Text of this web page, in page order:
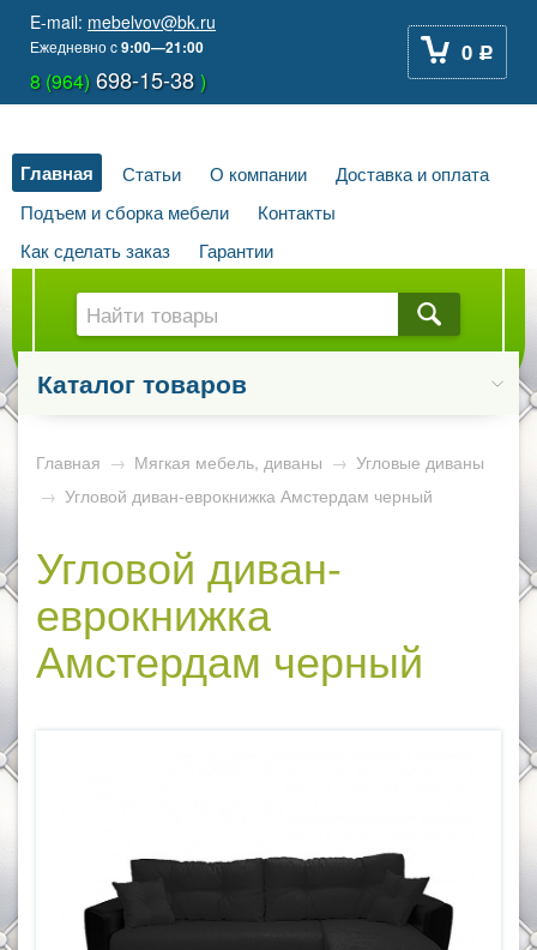
E-mail: mebelvov@bk.ru
Ежедневноc9:00—21:00
8 (964) 698-15-38)
0 Р
Главная Статьи О компании
Доставка и оплата
Подъем и сборка мебели
Контакты
Как сделать заказ
Гарантии
Каталог товаров
Главная → Мягкая мебель, диваны → Угловые диваны
→ Угловой диван-еврокнижка Амстердам черный
Угловой диван-
еврокнижка
Амстердам черный